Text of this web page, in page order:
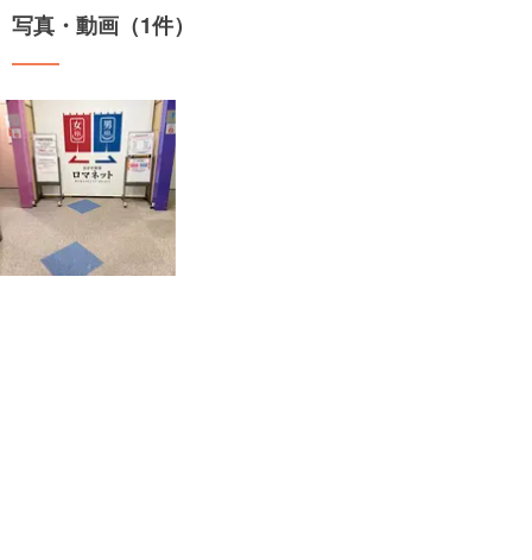
写真・動画（1件）